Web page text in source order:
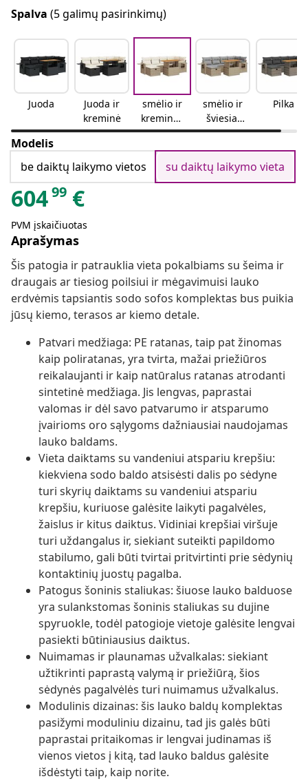
Spalva (5 galimų pasirinkimų)
Juoda
Juoda ir
kreminė
smėlio ir
kreminės
spalvos
smėlio ir
šviesiai
pilkos
spalvos
Pilka
Modelis
be daiktų laikymo vietos
su daiktų laikymo vieta
60499 €
PVM įskaičiuotas
Aprašymas
Šis patogia ir patrauklia vieta pokalbiams su šeima ir
draugais ar tiesiog poilsiui ir mėgavimuisi lauko
erdvėmis tapsiantis sodo sofos komplektas bus puikia
jūsų kiemo, terasos ar kiemo detale.
Patvari medžiaga: PE ratanas, taip pat žinomas
kaip poliratanas, yra tvirta, mažai priežiūros
reikalaujanti ir kaip natūralus ratanas atrodanti
sintetinė medžiaga. Jis lengvas, paprastai
valomas ir dėl savo patvarumo ir atsparumo
įvairioms oro sąlygoms dažniausiai naudojamas
lauko baldams.
Vieta daiktams su vandeniui atspariu krepšiu:
kiekviena sodo baldo atsisėsti dalis po sėdyne
turi skyrių daiktams su vandeniui atspariu
krepšiu, kuriuose galėsite laikyti pagalvėles,
žaislus ir kitus daiktus. Vidiniai krepšiai viršuje
turi uždangalus ir, siekiant suteikti papildomo
stabilumo, gali būti tvirtai pritvirtinti prie sėdynių
kontaktinių juostų pagalba.
Patogus šoninis staliukas: šiuose lauko balduose
yra sulankstomas šoninis staliukas su dujine
spyruokle, todėl patogioje vietoje galėsite lengvai
pasiekti būtiniausius daiktus.
Nuimamas ir plaunamas užvalkalas: siekiant
užtikrinti paprastą valymą ir priežiūrą, šios
sėdynės pagalvėlės turi nuimamus užvalkalus.
Modulinis dizainas: šis lauko baldų komplektas
pasižymi moduliniu dizainu, tad jis galės būti
paprastai pritaikomas ir lengvai judinamas iš
vienos vietos į kitą, tad lauko baldus galėsite
išdėstyti taip, kaip norite.